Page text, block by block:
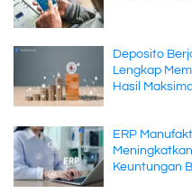
Deposito
Lengkap
Hasil
ERP
Keuntungan